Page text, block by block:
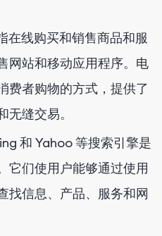
在线购买和销售商品和服
网站和移动应用程序。电
费者购物的方式，提供了
缝交易。
和 Yahoo 等搜索引擎是
它们使用户能够通过使用
找信息、产品、服务和网